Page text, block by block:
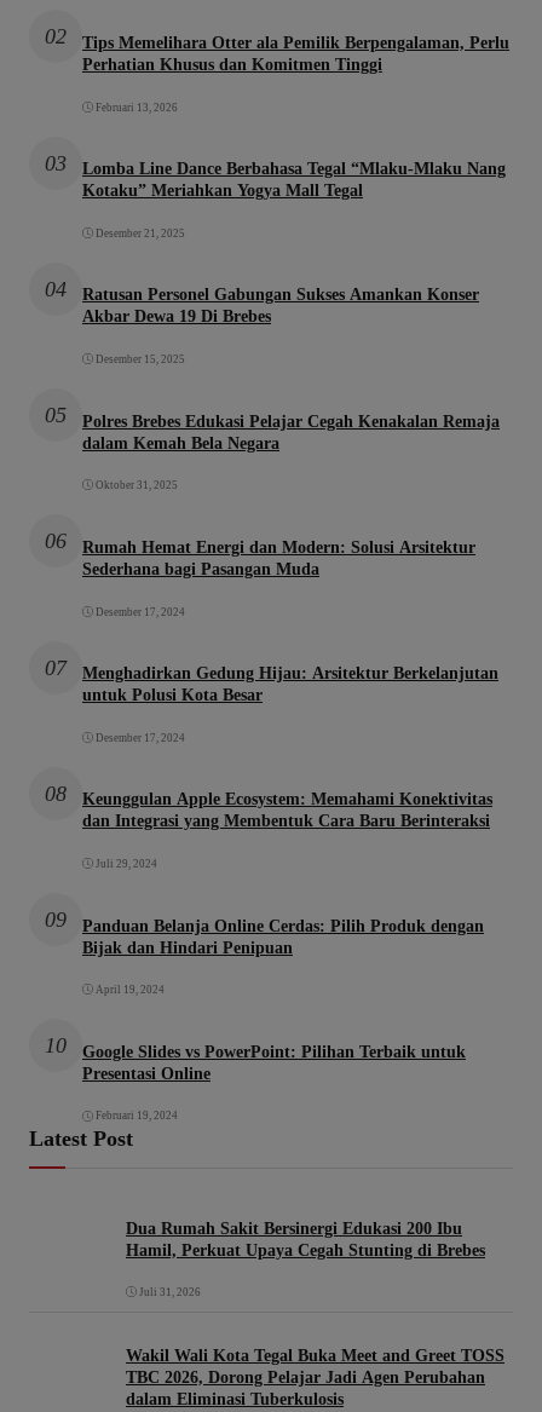
02
Tips Memelihara Otter ala Pemilik Berpengalaman, Perlu
Perhatian Khusus dan Komitmen Tinggi
Februari 13, 2026
03
Lomba Line Dance Berbahasa Tegal “Mlaku-Mlaku Nang
Kotaku” Meriahkan Yogya Mall Tegal
Desember 21, 2025
04
Ratusan Personel Gabungan Sukses Amankan Konser
Akbar Dewa 19 Di Brebes
Desember 15, 2025
05
Polres Brebes Edukasi Pelajar Cegah Kenakalan Remaja
dalam Kemah Bela Negara
Oktober 31, 2025
06
Rumah Hemat Energi dan Modern: Solusi Arsitektur
Sederhana bagi Pasangan Muda
Desember 17, 2024
07
Menghadirkan Gedung Hijau: Arsitektur Berkelanjutan
untuk Polusi Kota Besar
Desember 17, 2024
08
Keunggulan Apple Ecosystem: Memahami Konektivitas
dan Integrasi yang Membentuk Cara Baru Berinteraksi
Juli 29, 2024
09
Panduan Belanja Online Cerdas: Pilih Produk dengan
Bijak dan Hindari Penipuan
April 19, 2024
10
Google Slides vs PowerPoint: Pilihan Terbaik untuk
Presentasi Online
Februari 19, 2024
Latest Post
Dua Rumah Sakit Bersinergi Edukasi 200 Ibu
Hamil, Perkuat Upaya Cegah Stunting di Brebes
Juli 31, 2026
Wakil Wali Kota Tegal Buka Meet and Greet TOSS
TBC 2026, Dorong Pelajar Jadi Agen Perubahan
dalam Eliminasi Tuberkulosis